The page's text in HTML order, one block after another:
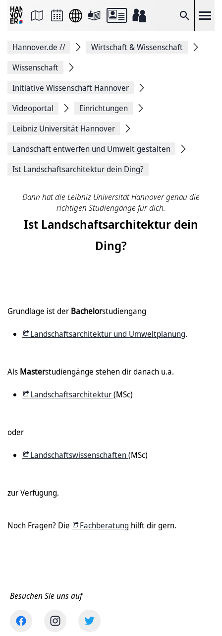
Suche
Seite
Facebook
teilen
Seitenlink
Seite
Hannover.de //
Wirtschaft & Wissenschaft
Wissenschaft
Initiative Wissenschaft Hannover
Videoportal
Einrichtungen
Leibniz Universität Hannover
Landschaft entwerfen und Umwelt gestalten
Ist Landschaftsarchitektur dein Ding?
Dann hat die Leibniz Universität Hannover genau die
richtigen Studiengänge für dich.
Ist Landschaftsarchitektur dein
Ding?
Grundlage ist der Bachelorstudiengang
Landschaftsarchitektur und Umweltplanung.
Als Masterstudiengänge stehen dir danach u.a.
Landschaftsarchitektur(MSc)
oder
Landschaftswissenschaften(MSc)
zur Verfügung.
Noch Fragen? Die Fachberatung hilft dir gern.
Besuchen Sie uns auf